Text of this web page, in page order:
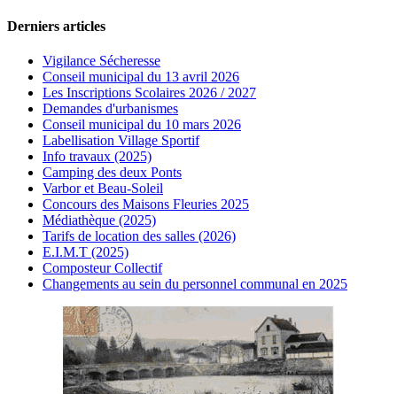
Derniers articles
Vigilance Sécheresse
Conseil municipal du 13 avril 2026
Les Inscriptions Scolaires 2026 / 2027
Demandes d'urbanismes
Conseil municipal du 10 mars 2026
Labellisation Village Sportif
Info travaux (2025)
Camping des deux Ponts
Varbor et Beau-Soleil
Concours des Maisons Fleuries 2025
Médiathèque (2025)
Tarifs de location des salles (2026)
E.I.M.T (2025)
Composteur Collectif
Changements au sein du personnel communal en 2025